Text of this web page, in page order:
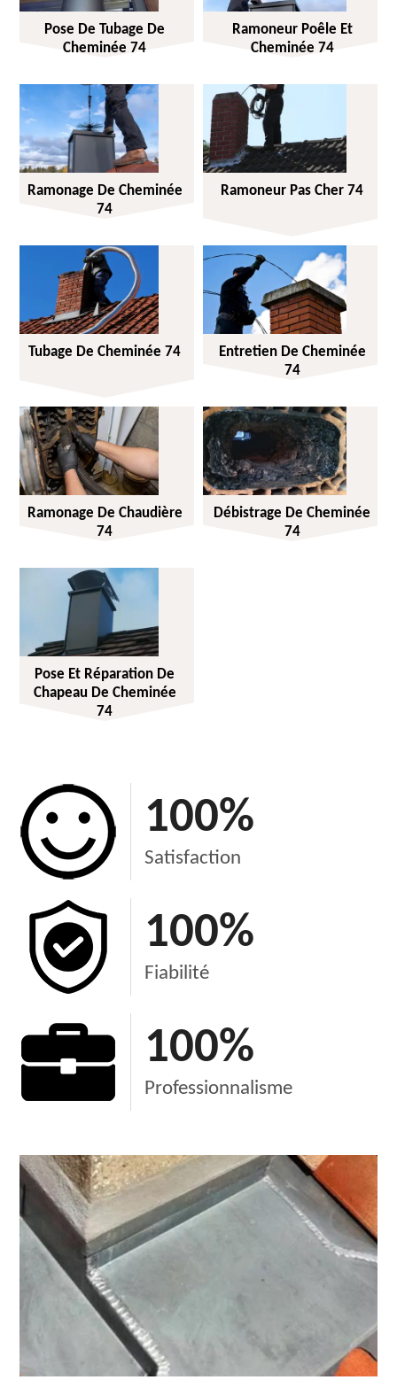
Pose De Tubage De
Cheminée 74
Ramoneur Poêle Et
Cheminée 74
Ramonage De Cheminée
74
Ramoneur Pas Cher 74
Tubage De Cheminée 74
Entretien De Cheminée
74
Ramonage De Chaudière
74
Débistrage De Cheminée
74
Pose Et Réparation De
Chapeau De Cheminée
74
100%
Satisfaction
100%
Fiabilité
100%
Professionnalisme